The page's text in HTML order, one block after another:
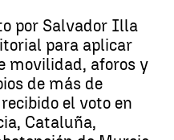
por Salvador Illa
para aplicar
movilidad, aforos y
de más de
el voto en
Cataluña,